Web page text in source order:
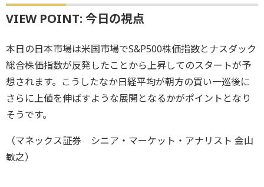
VIEW POINT: 今日の視点
本日の日本市場は米国市場でS&P500株価指数とナスダック
総合株価指数が反発したことから上昇してのスタートが予
想されます。こうしたなか日経平均が朝方の買い一巡後に
さらに上値を伸ばすような展開となるかがポイントとなり
そうです。
（マネックス証券 シニア・マーケット・アナリスト 金山
敏之）